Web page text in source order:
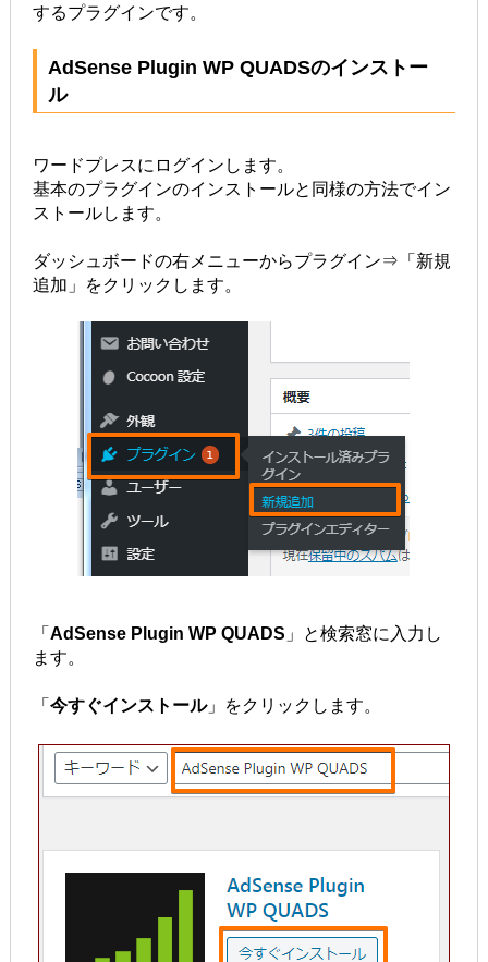
するプラグインです。
AdSense Plugin WP QUADSのインストー
ル
ワードプレスにログインします。
基本のプラグインのインストールと同様の方法でイン
ストールします。
ダッシュボードの右メニューからプラグイン⇒「新規
追加」をクリックします。
「 AdSense Plugin WP QUADS 」と検索窓に入力し
ます。
「 今すぐインストール」をクリックします。